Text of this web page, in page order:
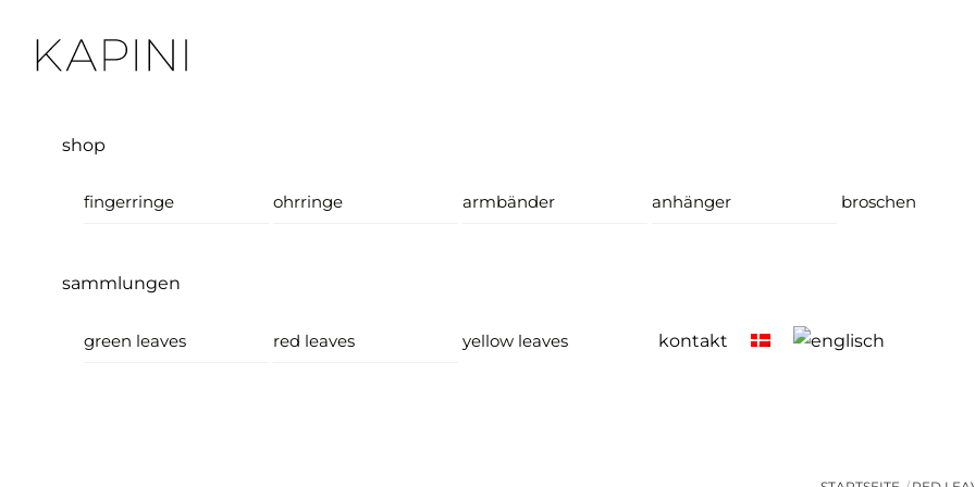
content
shop
fingerringe ohrringe armbänder anhänger broschen
sammlungen
green leaves red leaves yellow leaves kontakt